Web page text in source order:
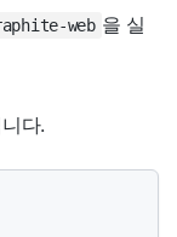
web 을 실
다.